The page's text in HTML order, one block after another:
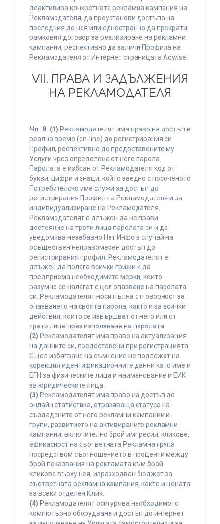
деактивира конкретната рекламна кампания на
Рекламодателя, да преустанови достъпа на
последния до нея или едностранно да прекрати
рамковия договор за реализиране на рекламни
кампании, респективно да заличи Профила на
Рекламодателя от Интернет страницата Adwise.
VII. ПРАВА И ЗАДЪЛЖЕНИЯ
НА РЕКЛАМОДАТЕЛЯ
Чл. 8. (1) Рекламодателят има право на достъп в
реално време (on-line) до регистрирания си
Профил, респективно до предоставените му
Услуги чрез определена от него парола.
Паролата е избран от Рекламодателя код от
букви, цифри и знаци, който заедно с посоченото
Потребителско име служи за достъп до
регистрирания Профил на Рекламодателя и за
индивидуализиране на Рекламодателя.
Рекламодателят е длъжен да не прави
достояние на трети лица паролата си и да
уведомява незабавно Нет Инфо в случай на
осъществен неправомерен достъп до
регистрирания профил. Рекламодателят е
длъжен да полага всички грижи и да
предприема необходимите мерки, които
разумно се налагат с цел опазване на паролата
си. Рекламодателят носи пълна отговорност за
опазването на своята парола, както и за всички
действия, които се извършват от него или от
трето лице чрез използване на паролата.
(2) Рекламодателят има право на актуализация
на данните си, предоставени при регистрацията.
С цел избягване на съмнение не подлежат на
корекция идентификационните данни като име и
ЕГН за физическите лица и наименование и ЕИК
за юридическите лица.
(3) Рекламодателят има право на достъп до
онлайн статистика, отразяваща статуса на
създадените от него рекламни кампании и
групи, развитието на активираните рекламни
кампании, включително брой импресии, кликове,
ефикасност на съответната Рекламна група
посредством съотношението в проценти между
брой показвания на рекламата към брой
кликове върху нея, изразходван бюджет за
съответната рекламна кампания, както и цената
за всеки отделен Клик.
(4) Рекламодателят осигурява необходимото
компютърно оборудване и достъп до интернет